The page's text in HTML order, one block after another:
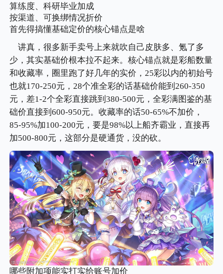
算练度、科研毕业加成
按渠道、可换绑情况折价
首先得搞懂基础定价的核心锚点是啥
讲真，很多新手卖号上来就吹自己皮肤多、氪了多
少，其实基础价根本拉不起来。核心锚点就是彩船数量
和收藏率，圈里跑了好几年的实价，25彩以内的初始号
也就170-250元，28个准全彩的话基础价能到260-350
元，差1-2个全彩直接跳到380-500元，全彩满图鉴的基
础价直接到600-950元。收藏率的话50-65%不加价，
85-95%加100-200元，要是98%以上船齐霸业，直接再
加500-800元，这部分是硬通货，没的砍。
哪些附加项能实打实给账号加价